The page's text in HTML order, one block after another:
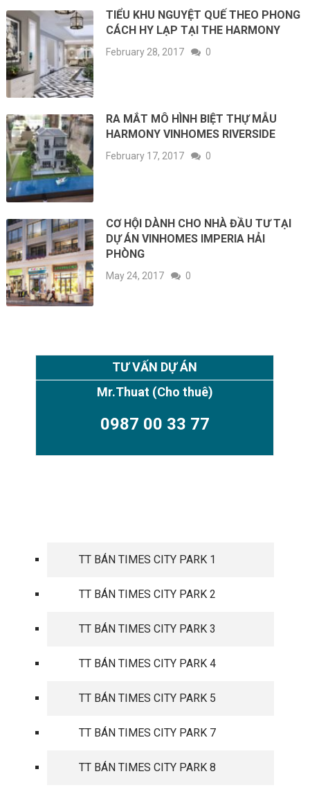
TIỂU KHU NGUYỆT QUẾ THEO PHONG
CÁCH HY LẠP TẠI THE HARMONY
February 28, 2017 0
RA MẮT MÔ HÌNH BIỆT THỰ MẪU
HARMONY VINHOMES RIVERSIDE
February 17, 2017 0
CƠ HỘI DÀNH CHO NHÀ ĐẦU TƯ TẠI
DỰ ÁN VINHOMES IMPERIA HẢI
PHÒNG
May 24, 2017 0
TƯ VẤN DỰ ÁN
Mr.Thuat (Cho thuê)
0987 00 33 77
TT BÁN TIMES CITY PARK 1
TT BÁN TIMES CITY PARK 2
TT BÁN TIMES CITY PARK 3
TT BÁN TIMES CITY PARK 4
TT BÁN TIMES CITY PARK 5
TT BÁN TIMES CITY PARK 7
TT BÁN TIMES CITY PARK 8